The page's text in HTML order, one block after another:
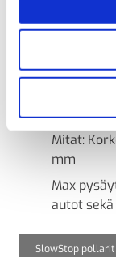
mm
Max
autot
Mitat:
mm
Max
autot
SlowStop pollarit